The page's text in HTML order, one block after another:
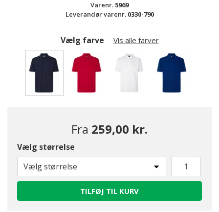
Varenr. 5969
Leverandør varenr. 0330-790
Vælg farve Vis alle farver
Fra 259,00 kr.
Vælg størrelse
Vælg størrelse
TILFØJ TIL KURV